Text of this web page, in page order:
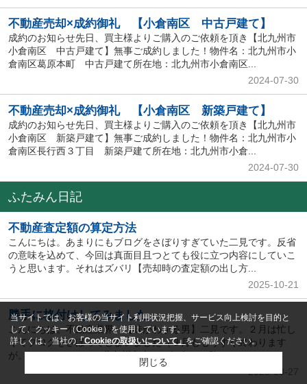
不動産売却×成約御礼 【小倉南区 中古戸建て】
成約のお知らせ先日、買主様よりご購入のご依頼を頂き【北九州市
小倉南区 中古戸建て】無事ご成約しました！物件名：北九州市小
倉南区葛原本町 中古戸建て所在地：北九州市小倉南区...
2024-07-30
不動産売却×成約御礼 【小倉南区 新築戸建て】
成約のお知らせ先日、買主様よりご購入のご依頼を頂き【北九州市
小倉南区 新築戸建て】無事ご成約しました！物件名：北九州市小
倉南区長行西３丁目 新築戸建て所在地：北九州市小倉...
2024-07-30
ふたみん日記
不動産査定額の算定方法
こんにちは。あまりにもブログをさぼりすぎていた二見です。反省
の意味を込めて、今回は真面目且つとても役に立つ内容にしていこ
うと思います。それはズバリ【売却時の査定額の出し方...
2025-10-21
勝手に格付けしてみました
こんにちは。不動産業界一【味がわかる男】二見です。２月は忙し
くてブログをさぼってしまいました（３月ももうすぐ終わります
が。。）(ﾉ_･｡)きっと北九州市内にも何人かは私の...
2025-03-27
当サイトでは、お客様の当サイト利用状況把握、サービス向上検討を目的と
して、クッキー（Cookie）を使用しています。
詳しくは、当社の「Cookieの取扱いについて」をご確認ください。
閉じる